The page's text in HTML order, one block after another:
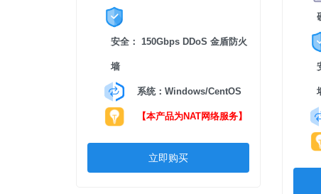
安全： 150Gbps DDoS 金盾防火
墙
系统：Windows/CentOS
【本产品为NAT网络服务】
立即购买